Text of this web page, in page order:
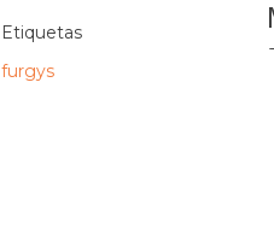
Etiquetas
furgys